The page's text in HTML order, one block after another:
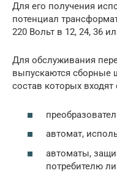
Для его получения
потенциал
220 Вольт в 12, 24, 36
Для обслуживания
выпускаются сборные
состав которых
автомат,
автоматы,
потребителю